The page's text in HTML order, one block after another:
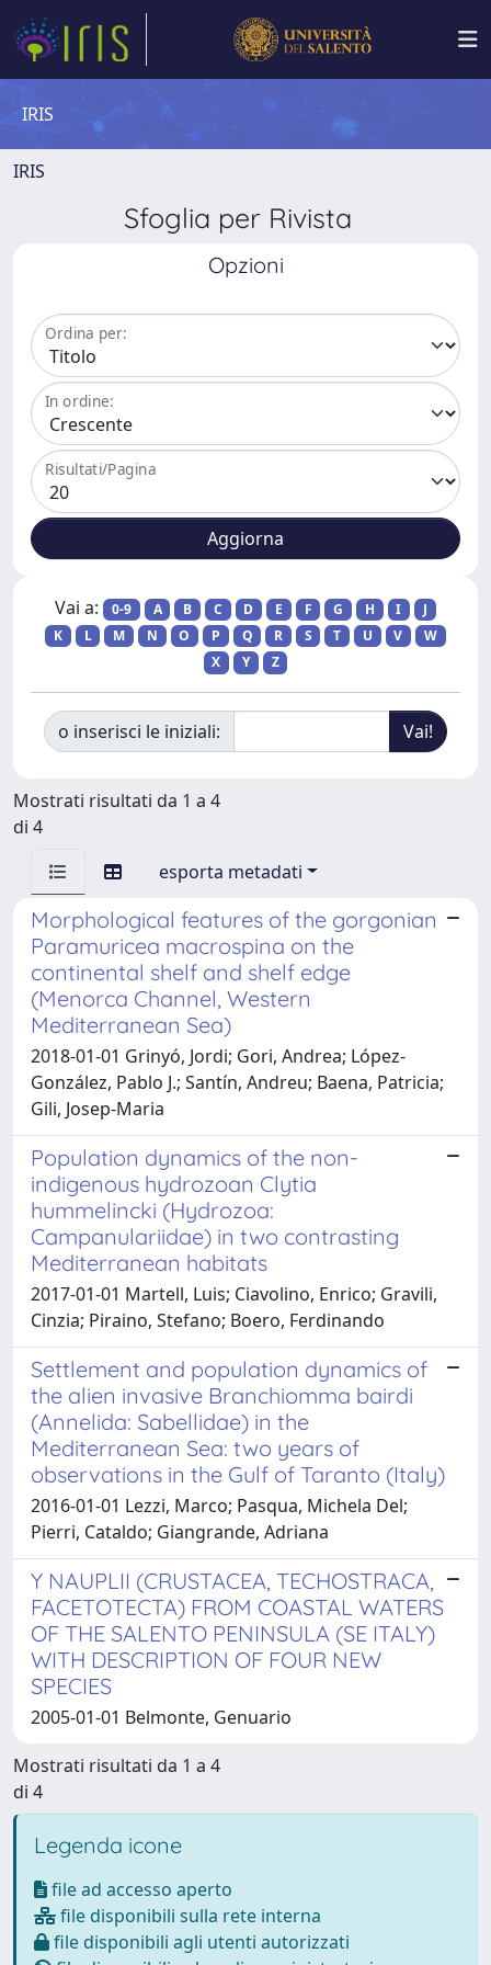
IRIS
IRIS
Sfoglia per Rivista
Opzioni
Ordina per:
In ordine:
Risultati/Pagina
Vai a: 0-9 A B C D E F G H I
J
K
L M N O P Q R S T U V
W
X
Y Z
o inserisci le iniziali:
Mostrati risultati da 1 a 4
di 4
esporta metadati
Morphological features of the gorgonian
Paramuricea macrospina on the
continental shelf and shelf edge
(Menorca Channel, Western
Mediterranean Sea)
2018-01-01 Grinyó, Jordi; Gori, Andrea; López-
González, Pablo J.; Santín, Andreu; Baena, Patricia;
Gili, Josep-Maria
Population dynamics of the non-
indigenous hydrozoan Clytia
hummelincki (Hydrozoa:
Campanulariidae) in two contrasting
Mediterranean habitats
2017-01-01 Martell, Luis; Ciavolino, Enrico; Gravili,
Cinzia; Piraino, Stefano; Boero, Ferdinando
Settlement and population dynamics of
the alien invasive Branchiomma bairdi
(Annelida: Sabellidae) in the
Mediterranean Sea: two years of
observations in the Gulf of Taranto (Italy)
2016-01-01 Lezzi, Marco; Pasqua, Michela Del;
Pierri, Cataldo; Giangrande, Adriana
Y NAUPLII (CRUSTACEA, TECHOSTRACA,
FACETOTECTA) FROM COASTAL WATERS
OF THE SALENTO PENINSULA (SE ITALY)
WITH DESCRIPTION OF FOUR NEW
SPECIES
2005-01-01 Belmonte, Genuario
Mostrati risultati da 1 a 4
di 4
Legenda icone
file ad accesso aperto
file disponibili sulla rete interna
file disponibili agli utenti autorizzati